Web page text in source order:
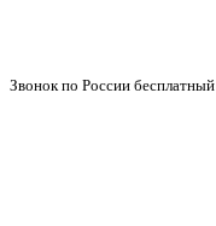
Звонок по России бесплатный